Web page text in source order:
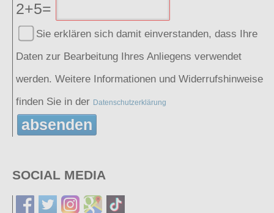
2+5=
Sie erklären sich damit einverstanden, dass Ihre
Daten zur Bearbeitung Ihres Anliegens verwendet
werden. Weitere Informationen und Widerrufshinweise
finden Sie in der Datenschutzerklärung
absenden
SOCIAL MEDIA